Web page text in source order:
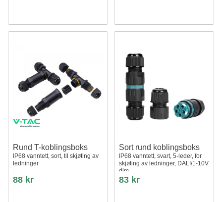
Rund T-koblingsboks
IP68 vanntett, sort, til skjøting av
ledninger
88 kr
Sort rund koblingsboks
IP68 vanntett, svart, 5-leder, for
skjøting av ledninger, DALI/1-10V
dim
83 kr